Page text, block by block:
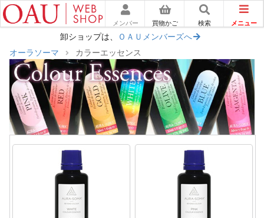
メンバー 買物かご 検索 メニュー
卸ショップは、
ＯＡＵメンバーズへ
オーラソーマ
カラーエッセンス